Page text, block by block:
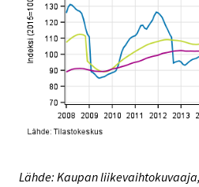
Lähde: Kaupan